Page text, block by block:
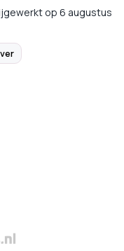
op 6 augustus